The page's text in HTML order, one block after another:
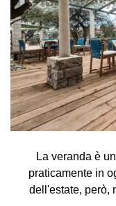
La veranda è
praticamente in
dell'estate, però,